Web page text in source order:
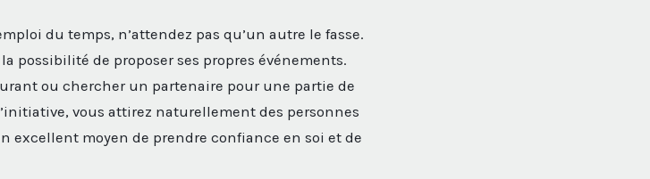
du temps, n’attendez pas qu’un autre le fasse.
possibilité de proposer ses propres événements.
ou chercher un partenaire pour une partie de
vous attirez naturellement des personnes
excellent moyen de prendre confiance en soi et de